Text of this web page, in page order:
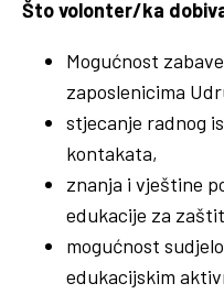
Što volonter/ka
Mogućnost
zaposlenicima
stjecanje radnog
kontakata,
znanja i vještine
edukacije za
mogućnost
edukacijskim